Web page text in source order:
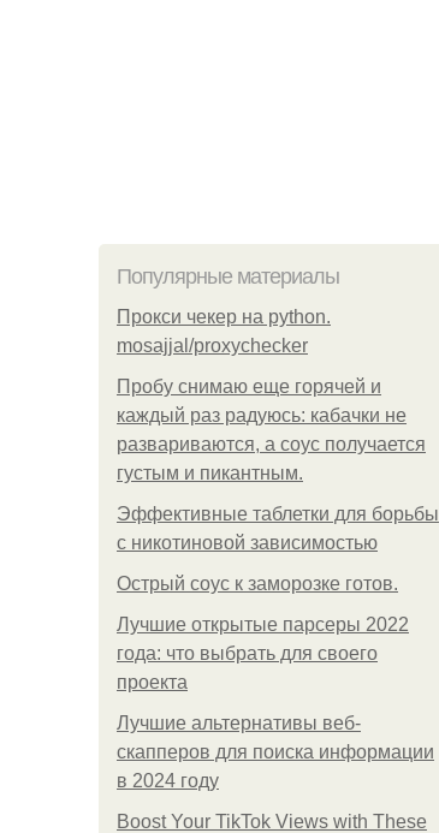
Популярные материалы
Прокси чекер на python.
mosajjal/proxychecker
Пробу снимаю еще горячей и
каждый раз радуюсь: кабачки не
развариваются, а соус получается
густым и пикантным.
Эффективные таблетки для борьбы
с никотиновой зависимостью
Острый соус к заморозке готов.
Лучшие открытые парсеры 2022
года: что выбрать для своего
проекта
Лучшие альтернативы веб-
скапперов для поиска информации
в 2024 году
Boost Your TikTok Views with These